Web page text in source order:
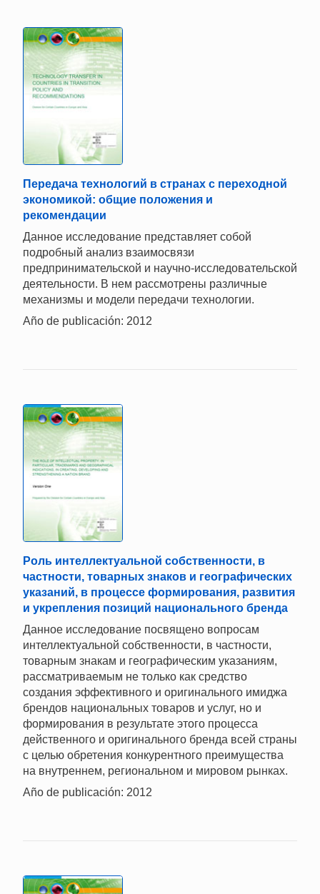
Передача технологий в странах с переходной
экономикой: общие положения и
рекомендации
Данное исследование представляет собой
подробный анализ взаимосвязи
предпринимательской и научно-исследовательской
деятельности. В нем рассмотрены различные
механизмы и модели передачи технологии.
Año de publicación: 2012
Роль интеллектуальной собственности, в
частности, товарных знаков и географических
указаний, в процессе формирования, развития
и укрепления позиций национального бренда
Данное исследование посвящено вопросам
интеллектуальной собственности, в частности,
товарным знакам и географическим указаниям,
рассматриваемым не только как средство
создания эффективного и оригинального имиджа
брендов национальных товаров и услуг, но и
формирования в результате этого процесса
действенного и оригинального бренда всей страны
с целью обретения конкурентного преимущества
на внутреннем, региональном и мировом рынках.
Año de publicación: 2012